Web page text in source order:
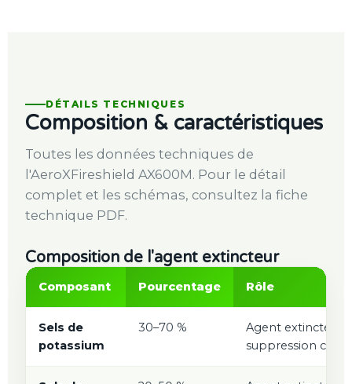
DÉTAILS TECHNIQUES
Composition & caractéristiques
Toutes les données techniques de
l'AeroXFireshield AX600M. Pour le détail
complet et les schémas, consultez la fiche
technique PDF.
Composition de l'agent extincteur
Composant Pourcentage Rôle
Sels de
potassium
30–70 %
Agent extincteur
suppression